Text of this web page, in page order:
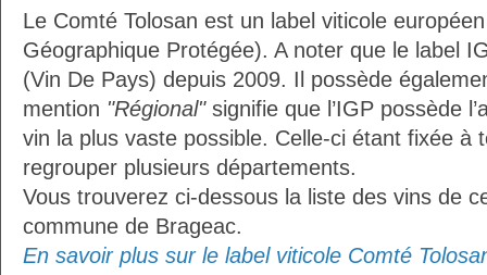
Le Comté Tolosan est un label viticole
Géographique Protégée). A noter que le label
(Vin De Pays) depuis 2009. Il possède
mention "Régional"signifie que l’IGP possède
vin la plus vaste possible. Celle-ci étant fixée à
regrouper plusieurs départements.
Vous trouverez ci-dessous la liste des vins de
commune de Brageac.
En savoir plus sur le label viticole Comté